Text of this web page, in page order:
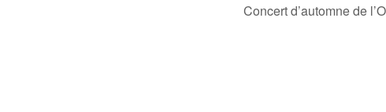
Concert d’automne de